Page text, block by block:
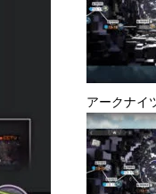
アークナイ